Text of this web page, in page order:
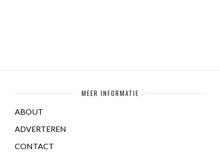
MEER INFORMATIE
ABOUT
ADVERTEREN
CONTACT